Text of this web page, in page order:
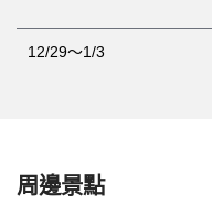
12/29～1/3
周邊景點